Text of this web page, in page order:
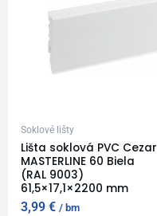
Soklové lišty
Lišta soklová PVC Cezar
MASTERLINE 60 Biela
(RAL 9003)
61,5×17,1×2200 mm
3,99€ bm